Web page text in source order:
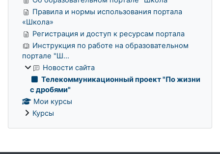
Правила и нормы использования портала
«Школа»
Регистрация и доступ к ресурсам портала
Инструкция по работе на образовательном
портале "Ш...
Новости сайта
Телекоммуникационный проект "По жизни
с дробями"
Мои курсы
Курсы
Дополнительные блоки